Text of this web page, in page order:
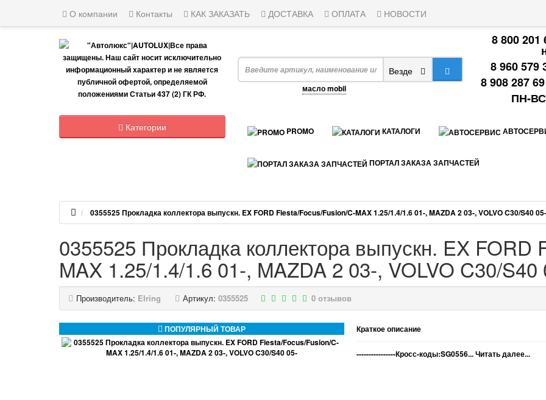
О компании Контакты КАК ЗАКАЗАТЬ ДОСТАВКА ОПЛАТА НОВОСТИ
8 800
8 960 579
8 908 287
ПН-
Везде
масло mobil
PROMO КАТАЛОГИ
ПОРТАЛ ЗАКАЗА ЗАПЧАСТЕЙ
Категории
0355525 Прокладка коллектора выпускн. EX FORD Fiesta/Focus/Fusion/C-MAX 1.25/1.4/1.6 01-, MAZDA 2 03-, VOLVO C30/S40 05-
0355525 Прокладка коллектора выпускн. EX FORD
MAX 1.25/1.4/1.6 01-, MAZDA 2 03-, VOLVO C30/S40
Производитель: Elring Артикул: 0355525 0 отзывов
ПОПУЛЯРНЫЙ ТОВАР Краткое описание
----------------Кросс-коды:SG0556...Читать далее...